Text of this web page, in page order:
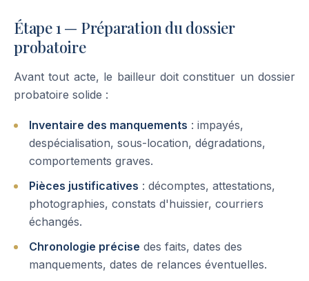
Étape 1 — Préparation du dossier
probatoire
Avant tout acte, le bailleur doit constituer un dossier
probatoire solide :
Inventaire des manquements : impayés,
despécialisation, sous-location, dégradations,
comportements graves.
Pièces justificatives : décomptes, attestations,
photographies, constats d'huissier, courriers
échangés.
Chronologie précise des faits, dates des
manquements, dates de relances éventuelles.